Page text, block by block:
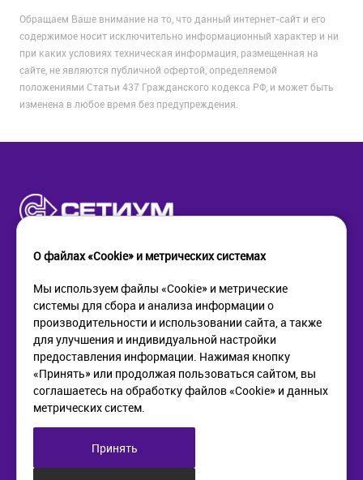
Обращаем Ваше внимание на то, что данный интернет-сайт и его
содержимое носит исключительно информационный характер и ни
при каких условиях техническая информация, размещенная на
сайте, не являются публичной офертой, определяемой
положениями Статьи 437 Гражданского кодекса РФ, и может быть
изменена в любое время без предупреждения.
КОМПАНИЯ
О компании
Новости
Контакты
ПОМОЩЬ
Как купить
Доставка
Возврат
ИНФОРМАЦИЯ
Политика в отношении
обработки персональных
web@setium.ru
Малый пр. П.С., д 84-86
О файлах «Cookie» и метрических системах
Мы используем файлы «Cookie» и метрические
системы для сбора и анализа информации о
производительности и использовании сайта, а также
для улучшения и индивидуальной настройки
предоставления информации. Нажимая кнопку
«Принять» или продолжая пользоваться сайтом, вы
соглашаетесь на обработку файлов «Cookie» и данных
метрических систем.
Принять